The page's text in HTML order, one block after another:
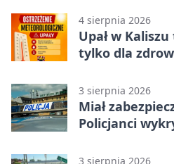
4 sierpnia 2026
Upał w
tylko dla
3 sierpnia 2026
Miał
Policjanci
3 sierpnia 2026